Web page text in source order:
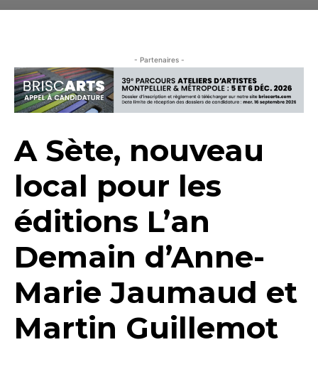
- Partenaires -
A Sète, nouveau
local pour les
éditions L’an
Demain d’Anne-
Marie Jaumaud et
Martin Guillemot